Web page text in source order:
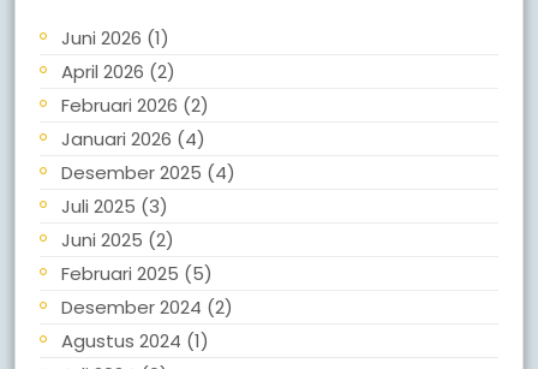
Juni 2026 (1)
April 2026 (2)
Februari 2026 (2)
Januari 2026 (4)
Desember 2025 (4)
Juli 2025 (3)
Juni 2025 (2)
Februari 2025 (5)
Desember 2024 (2)
Agustus 2024 (1)